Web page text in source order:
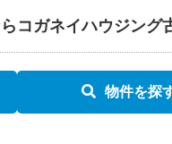
コガネイハウジング
物件を探